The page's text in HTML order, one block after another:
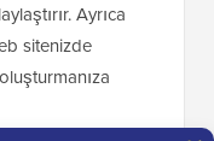
Ayrıca
sitenizde